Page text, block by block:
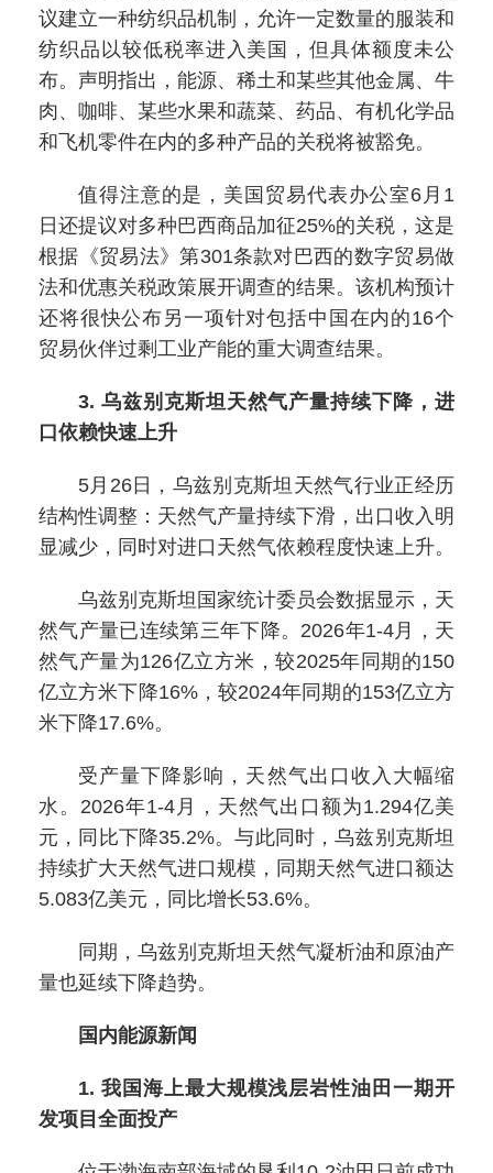
议建立一种纺织品机制，允许一定数量的服装和
纺织品以较低税率进入美国，但具体额度未公
布。声明指出，能源、稀土和某些其他金属、牛
肉、咖啡、某些水果和蔬菜、药品、有机化学品
和飞机零件在内的多种产品的关税将被豁免。
值得注意的是，美国贸易代表办公室6月1
日还提议对多种巴西商品加征25%的关税，这是
根据《贸易法》第301条款对巴西的数字贸易做
法和优惠关税政策展开调查的结果。该机构预计
还将很快公布另一项针对包括中国在内的16个
贸易伙伴过剩工业产能的重大调查结果。
3. 乌兹别克斯坦天然气产量持续下降，进
口依赖快速上升
5月26日，乌兹别克斯坦天然气行业正经历
结构性调整：天然气产量持续下滑，出口收入明
显减少，同时对进口天然气依赖程度快速上升。
乌兹别克斯坦国家统计委员会数据显示，天
然气产量已连续第三年下降。2026年1-4月，天
然气产量为126亿立方米，较2025年同期的150
亿立方米下降16%，较2024年同期的153亿立方
米下降17.6%。
受产量下降影响，天然气出口收入大幅缩
水。2026年1-4月，天然气出口额为1.294亿美
元，同比下降35.2%。与此同时，乌兹别克斯坦
持续扩大天然气进口规模，同期天然气进口额达
5.083亿美元，同比增长53.6%。
同期，乌兹别克斯坦天然气凝析油和原油产
量也延续下降趋势。
国内能源新闻
1. 我国海上最大规模浅层岩性油田一期开
发项目全面投产